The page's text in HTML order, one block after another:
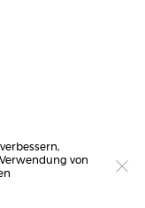
von